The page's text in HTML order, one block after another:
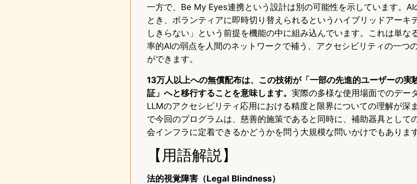
一方で、Be My Eyes連携という設計は別の可能性を示しています。
とき、ボランティアに即時切り替えられるというハイブリッドアーキ
しきらない」という前提を機能の中に組み込んでいます。これは単な
率的AIの弱点を人間のネットワークで補う、アクセシビリティの一つ
ができます。
13万人以上への無償配布は、この技術が「一部の先進的ユーザーの実
証」へと移行することを意味します。 実際の多様な使用場面でのデー
LLMのアクセシビリティ応用における精度と限界についての理解が深
で今回のプログラムは、慈善的施策であると同時に、補助器具として
会インフラに定着できるかどうかを問う大規模な問いかけでもあります
【用語解説】
法的視覚障害（Legal Blindness）